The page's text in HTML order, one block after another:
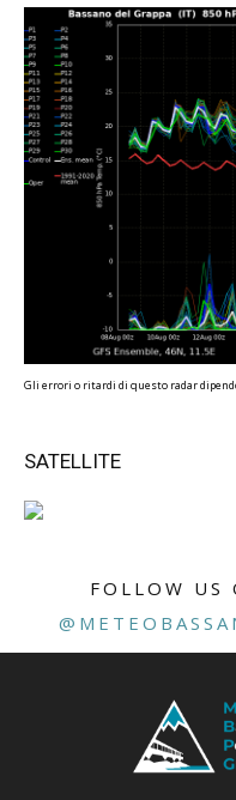
Gli errori o ritardi di questo radar
SATELLITE
FOLLOW US